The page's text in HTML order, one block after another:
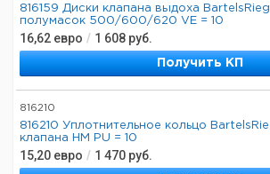
816159 Диски клапана выдоха
полумасок 500/600/620 VE = 10
16,62 евро / 1 608 руб.
Получить КП
816210
816210 Уплотнительное кольцо
клапана HM PU = 10
15,20 евро / 1 470 руб.